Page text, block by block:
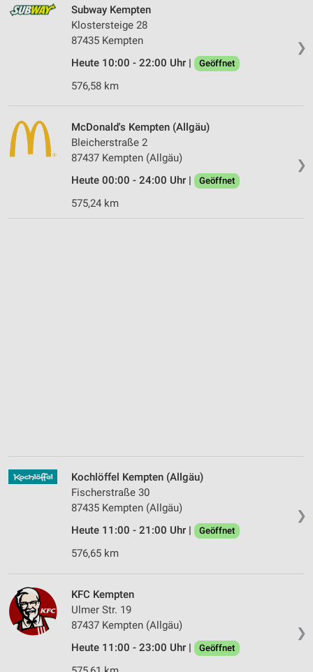
❯
Subway Kempten
Klostersteige 28
87435 Kempten
Heute 10:00 - 22:00 Uhr |
Geöffnet
576,58 km
❯
McDonald's Kempten (Allgäu)
Bleicherstraße 2
87437 Kempten (Allgäu)
Heute 00:00 - 24:00 Uhr |
Geöffnet
575,24 km
❯
Kochlöffel Kempten (Allgäu)
Fischerstraße 30
87435 Kempten (Allgäu)
Heute 11:00 - 21:00 Uhr |
Geöffnet
576,65 km
❯
KFC Kempten
Ulmer Str. 19
87437 Kempten (Allgäu)
Heute 11:00 - 23:00 Uhr |
Geöffnet